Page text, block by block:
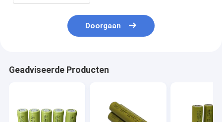
Doorgaan
Geadviseerde Producten